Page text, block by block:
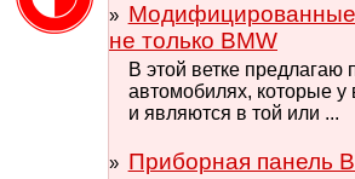
не только BMW
В этой ветке предлагаю
автомобилях, которые у
и являются в той или ...
Приборная панель